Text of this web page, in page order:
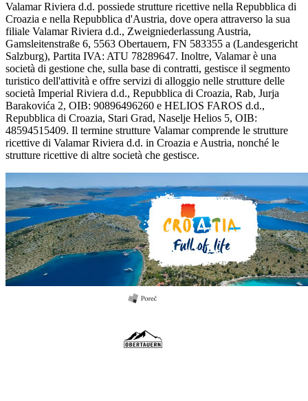
Valamar Riviera d.d. possiede strutture ricettive nella Repubblica di
Croazia e nella Repubblica d'Austria, dove opera attraverso la sua
filiale Valamar Riviera d.d., Zweigniederlassung Austria,
Gamsleitenstraße 6, 5563 Obertauern, FN 583355 a (Landesgericht
Salzburg), Partita IVA: ATU 78289647. Inoltre, Valamar è una
società di gestione che, sulla base di contratti, gestisce il segmento
turistico dell'attività e offre servizi di alloggio nelle strutture delle
società Imperial Riviera d.d., Repubblica di Croazia, Rab, Jurja
Barakovića 2, OIB: 90896496260 e HELIOS FAROS d.d.,
Repubblica di Croazia, Stari Grad, Naselje Helios 5, OIB:
48594515409. Il termine strutture Valamar comprende le strutture
ricettive di Valamar Riviera d.d. in Croazia e Austria, nonché le
strutture ricettive di altre società che gestisce.